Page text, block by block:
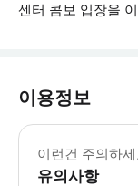
센터 콤보 입장을
이용정보
이런건 주의하
유의사항